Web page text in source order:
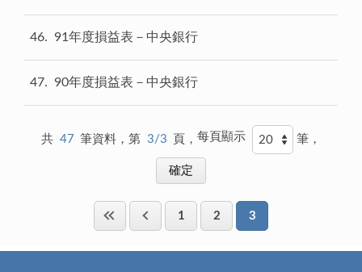
46 91年度損益表－中央銀行
47 90年度損益表－中央銀行
共 47 筆資料，第 3/3 頁， 每頁顯示 筆，
1 2 3